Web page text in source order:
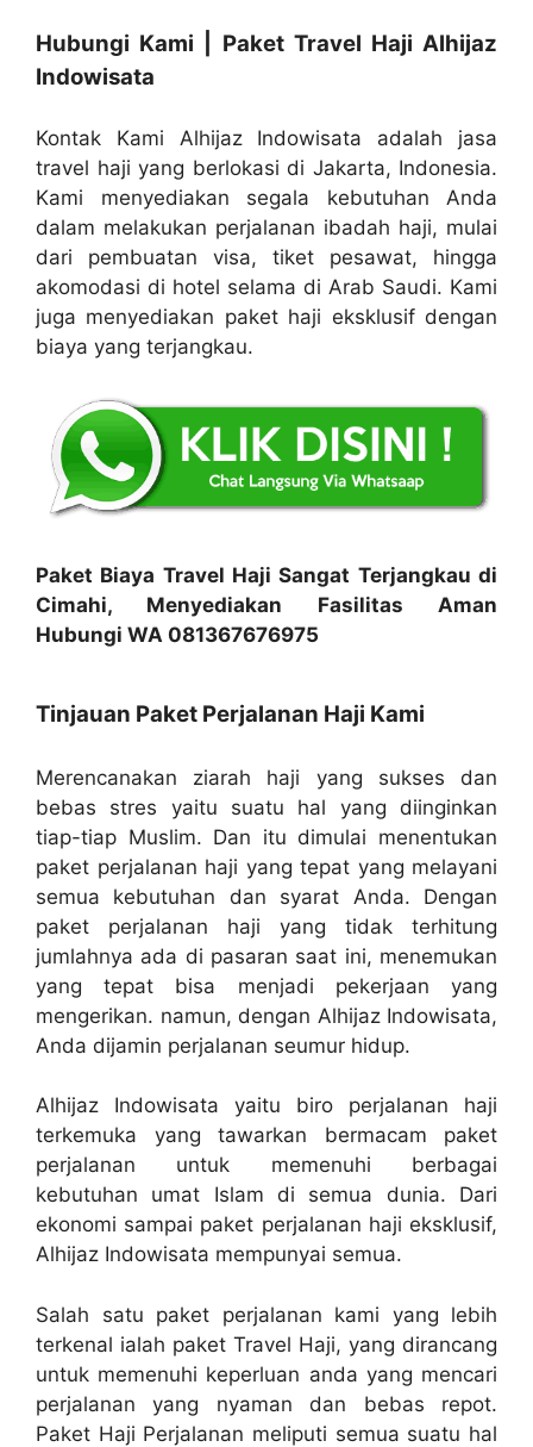
Hubungi Kami | Paket Travel Haji Alhijaz
Indowisata
Kontak Kami Alhijaz Indowisata adalah jasa
travel haji yang berlokasi di Jakarta, Indonesia.
Kami menyediakan segala kebutuhan Anda
dalam melakukan perjalanan ibadah haji, mulai
dari pembuatan visa, tiket pesawat, hingga
akomodasi di hotel selama di Arab Saudi. Kami
juga menyediakan paket haji eksklusif dengan
biaya yang terjangkau.
Paket Biaya Travel Haji Sangat Terjangkau di
Cimahi, Menyediakan Fasilitas Aman
Hubungi WA 081367676975
Tinjauan Paket Perjalanan Haji Kami
Merencanakan ziarah haji yang sukses dan
bebas stres yaitu suatu hal yang diinginkan
tiap-tiap Muslim. Dan itu dimulai menentukan
paket perjalanan haji yang tepat yang melayani
semua kebutuhan dan syarat Anda. Dengan
paket perjalanan haji yang tidak terhitung
jumlahnya ada di pasaran saat ini, menemukan
yang tepat bisa menjadi pekerjaan yang
mengerikan. namun, dengan Alhijaz Indowisata,
Anda dijamin perjalanan seumur hidup.
Alhijaz Indowisata yaitu biro perjalanan haji
terkemuka yang tawarkan bermacam paket
perjalanan untuk memenuhi berbagai
kebutuhan umat Islam di semua dunia. Dari
ekonomi sampai paket perjalanan haji eksklusif,
Alhijaz Indowisata mempunyai semua.
Salah satu paket perjalanan kami yang lebih
terkenal ialah paket Travel Haji, yang dirancang
untuk memenuhi keperluan anda yang mencari
perjalanan yang nyaman dan bebas repot.
Paket Haji Perjalanan meliputi semua suatu hal